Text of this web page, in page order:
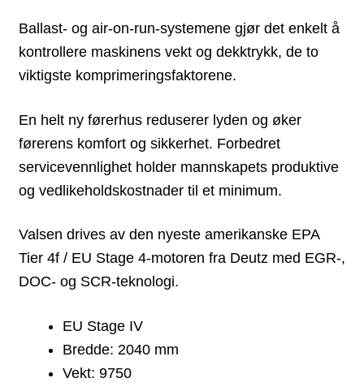
Ballast- og air-on-run-systemene gjør det enkelt å
kontrollere maskinens vekt og dekktrykk, de to
viktigste komprimeringsfaktorene.
En helt ny førerhus reduserer lyden og øker
førerens komfort og sikkerhet. Forbedret
servicevennlighet holder mannskapets produktive
og vedlikeholdskostnader til et minimum.
Valsen drives av den nyeste amerikanske EPA
Tier 4f / EU Stage 4-motoren fra Deutz med EGR-,
DOC- og SCR-teknologi.
EU Stage IV
Bredde: 2040 mm
Vekt: 9750